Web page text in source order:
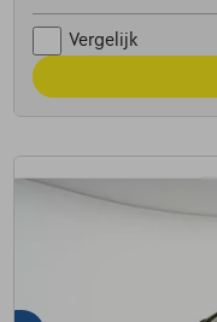
Vergelijk